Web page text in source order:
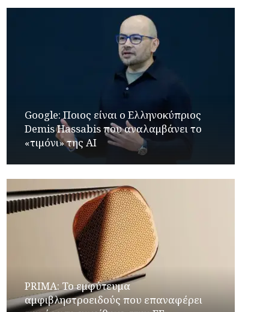
Google: Ποιος είναι ο Ελληνοκύπριος
Demis Hassabis που αναλαμβάνει το
«τιμόνι» της ΑΙ
PRIMA: Το εμφύτευμα
αμφιβληστροειδούς που επαναφέρει